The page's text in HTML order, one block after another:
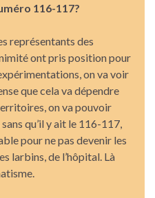
116-117?
représentants des
ont pris position pour
on va voir
que cela va dépendre
on va pouvoir
qu’il y ait le 116-117,
pour ne pas devenir les
larbins, de l’hôpital. Là